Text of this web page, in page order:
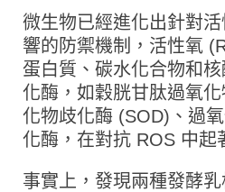
微生物已經進化出針對
響的防禦機制，活性氧
蛋白質、碳水化合物和
化酶，如穀胱甘肽過氧
化物歧化酶 (SOD)、過
化酶，在對抗 ROS 中起
事實上，發現兩種發酵